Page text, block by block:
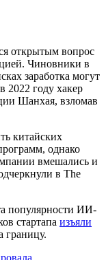
открытым вопрос
Чиновники в
заработка могут
2022 году хакер
Шанхая, взломав
китайских
однако
вмешались и
в The
популярности ИИ-
стартапа изъяли
границу.